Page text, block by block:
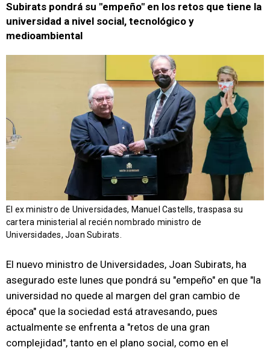
Subirats pondrá su "empeño" en los retos que tiene la
universidad a nivel social, tecnológico y
medioambiental
El ex ministro de Universidades, Manuel Castells, traspasa su
cartera ministerial al recién nombrado ministro de
Universidades, Joan Subirats.
El nuevo ministro de Universidades, Joan Subirats, ha
asegurado este lunes que pondrá su "empeño" en que "la
universidad no quede al margen del gran cambio de
época" que la sociedad está atravesando, pues
actualmente se enfrenta a "retos de una gran
complejidad", tanto en el plano social, como en el